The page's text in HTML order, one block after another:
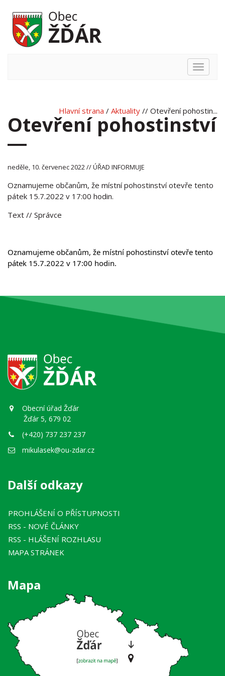
Hlavní
Hlavní strana / Aktuality // Otevření pohostin...
Otevření pohostinství
neděle, 10. červenec 2022 // ÚŘAD INFORMUJE
Oznamujeme občanům, že místní pohostinství otevře tento
pátek 15.7.2022 v 17:00 hodin.
Text // Správce
Oznamujeme občanům, že místní pohostinství otevře tento
pátek 15.7.2022 v 17:00 hodin.
Obecní úřad Žďár
Žďár 5, 679 02
(+420) 737 237 237
mikulasek@ou-zdar.cz
Další odkazy
PROHLÁŠENÍ O PŘÍSTUPNOSTI
RSS - NOVÉ ČLÁNKY
RSS - HLÁŠENÍ ROZHLASU
MAPA STRÁNEK
Mapa